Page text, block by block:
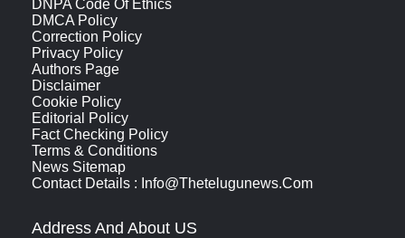
DNPA Code Of Ethics
DMCA Policy
Correction Policy
Privacy Policy
Authors Page
Disclaimer
Cookie Policy
Editorial Policy
Fact Checking Policy
Terms & Conditions
News Sitemap
Contact Details : Info@thetelugunews.com
Address And About US